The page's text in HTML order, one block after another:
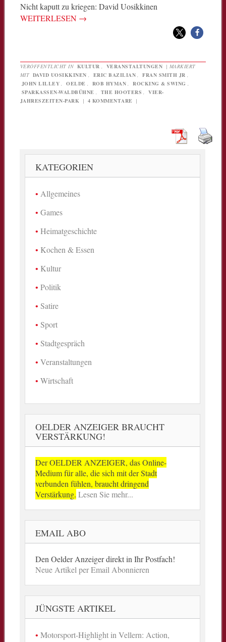
Nicht kaputt zu kriegen: David Uosikkinen
WEITERLESEN →
VERÖFFENTLICHT IN KULTUR VERANSTALTUNGEN | MARKIERT
MIT DAVID UOSIKKINEN ERIC BAZILIAN FRAN SMITH JR
JOHN LILLEY
OELDE ROB HYMAN ROCKING & SWING
SPARKASSEN-WALDBÜHNE
THE HOOTERS
VIER-
JAHRESZEITEN-PARK
| 4 KOMMENTARE |
KATEGORIEN
Allgemeines
Games
Heimatgeschichte
Kochen & Essen
Kultur
Politik
Satire
Sport
Stadtgespräch
Veranstaltungen
Wirtschaft
OELDER ANZEIGER BRAUCHT
VERSTÄRKUNG!
Der OELDER ANZEIGER, das Online-
Medium für alle, die sich mit der Stadt
verbunden fühlen, braucht dringend
Verstärkung. Lesen Sie mehr...
EMAIL ABO
Den Oelder Anzeiger direkt in Ihr Postfach!
Neue Artikel per Email Abonnieren
JÜNGSTE ARTIKEL
Motorsport-Highlight in Vellern: Action,